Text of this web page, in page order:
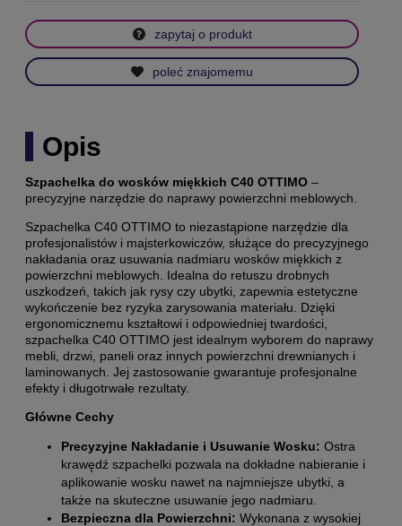
zapytaj o produkt
poleć znajomemu
Opis
Szpachelka do wosków miękkich C40 OTTIMO –
precyzyjne narzędzie do naprawy powierzchni meblowych.
Szpachelka C40 OTTIMO to niezastąpione narzędzie dla
profesjonalistów i majsterkowiczów, służące do precyzyjnego
nakładania oraz usuwania nadmiaru wosków miękkich z
powierzchni meblowych.
Idealna do retuszu drobnych
uszkodzeń, takich jak rysy czy ubytki, zapewnia estetyczne
wykończenie bez ryzyka zarysowania materiału. Dzięki
ergonomicznemu kształtowi i odpowiedniej twardości,
szpachelka C40 OTTIMO jest idealnym wyborem do naprawy
mebli, drzwi, paneli oraz innych powierzchni drewnianych i
laminowanych. Jej zastosowanie gwarantuje profesjonalne
efekty i długotrwałe rezultaty.
Główne Cechy
Precyzyjne Nakładanie i Usuwanie Wosku: Ostra
krawędź szpachelki pozwala na dokładne nabieranie i
aplikowanie wosku nawet na najmniejsze ubytki, a
także na skuteczne usuwanie jego nadmiaru.
Bezpieczna dla Powierzchni: Wykonana z wysokiej